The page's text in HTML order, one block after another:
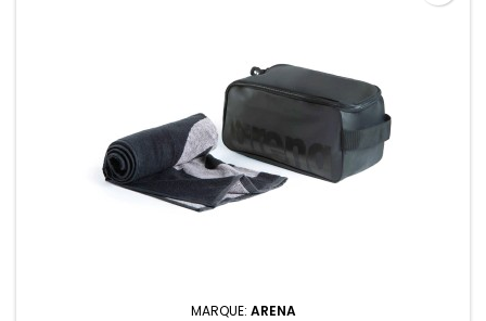
MARQUE: ARENA